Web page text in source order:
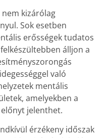
kizárólag
Sok esetben
erősségek tudatos
álljon a
való
mentális
amelyekben a
jelenthet.
érzékeny időszak